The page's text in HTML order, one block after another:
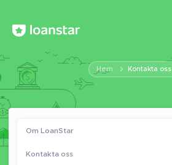
Hem Kontakta oss
Om LoanStar
Kontakta oss